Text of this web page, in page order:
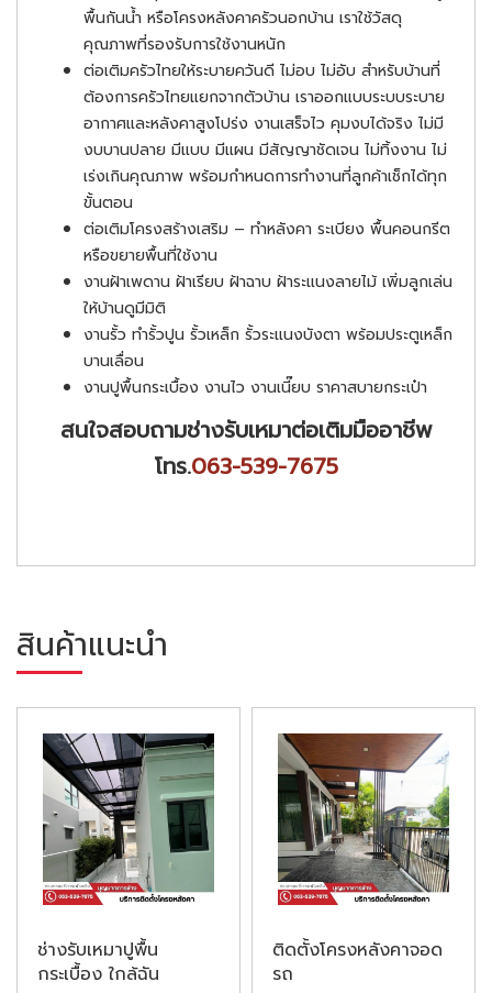
พื้นกันน้ำ หรือโครงหลังคาครัวนอกบ้าน เราใช้วัสดุ
คุณภาพที่รองรับการใช้งานหนัก
ต่อเติมครัวไทยให้ระบายควันดี ไม่อบ ไม่อับ สำหรับบ้านที่
ต้องการครัวไทยแยกจากตัวบ้าน เราออกแบบระบบระบาย
อากาศและหลังคาสูงโปร่ง งานเสร็จไว คุมงบได้จริง ไม่มี
งบบานปลาย มีแบบ มีแผน มีสัญญาชัดเจน ไม่ทิ้งงาน ไม่
เร่งเกินคุณภาพ พร้อมกำหนดการทำงานที่ลูกค้าเช็กได้ทุก
ขั้นตอน
ต่อเติมโครงสร้างเสริม – ทำหลังคา ระเบียง พื้นคอนกรีต
หรือขยายพื้นที่ใช้งาน
งานฝ้าเพดาน ฝ้าเรียบ ฝ้าฉาบ ฝ้าระแนงลายไม้ เพิ่มลูกเล่น
ให้บ้านดูมีมิติ
งานรั้ว ทำรั้วปูน รั้วเหล็ก รั้วระแนงบังตา พร้อมประตูเหล็ก
บานเลื่อน
งานปูพื้นกระเบื้อง งานไว งานเนี๊ยบ ราคาสบายกระเป๋า
สนใจสอบถามช่างรับเหมาต่อเติมมืออาชีพ
โทร.063-539-7675
สินค้าแนะนำ
ช่างรับเหมาปูพื้น
กระเบื้อง ใกล้ฉัน
ติดตั้งโครงหลังคาจอด
รถ